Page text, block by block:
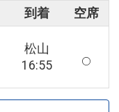
到着 空席
松山
16:55